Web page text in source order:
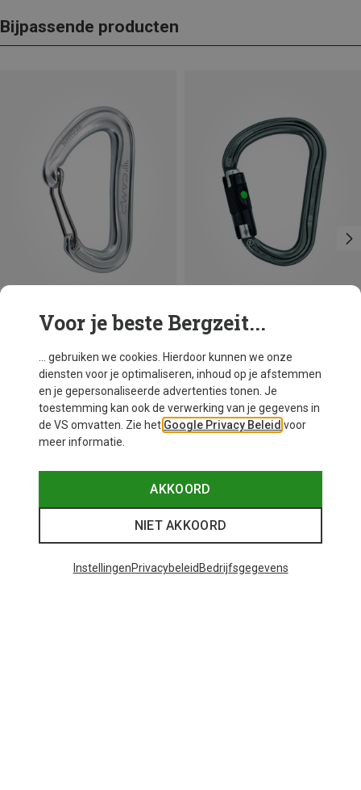
Bijpassende producten
+3
Nano 22 Karabiner
Petzl
William Ball-Lock HMS Karabiner
€ 25,07
BALL-LOCK
Voor je beste Bergzeit...
... gebruiken we cookies. Hierdoor kunnen we onze
diensten voor je optimaliseren, inhoud op je afstemmen
en je gepersonaliseerde advertenties tonen. Je
toestemming kan ook de verwerking van je gegevens in
de VS omvatten. Zie het Google Privacy Beleid voor
meer informatie.
AKKOORD
NIET AKKOORD
InstellingenPrivacybeleid Bedrijfsgegevens